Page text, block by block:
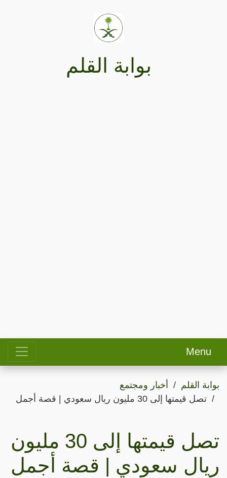
بوابة القلم
Menu
بوابة القلم
أخبار ومجتمع
تصل قيمتها إلى 30 مليون ريال سعودي | قصة أجمل
تصل قيمتها إلى 30 مليون
ريال سعودي | قصة أجمل